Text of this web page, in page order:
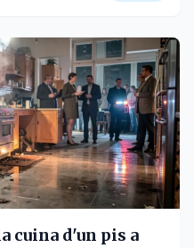
per a oposicions
cuina d'un pis a